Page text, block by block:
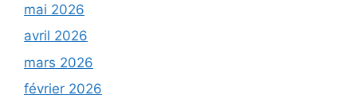
mai 2026
avril 2026
mars 2026
février 2026